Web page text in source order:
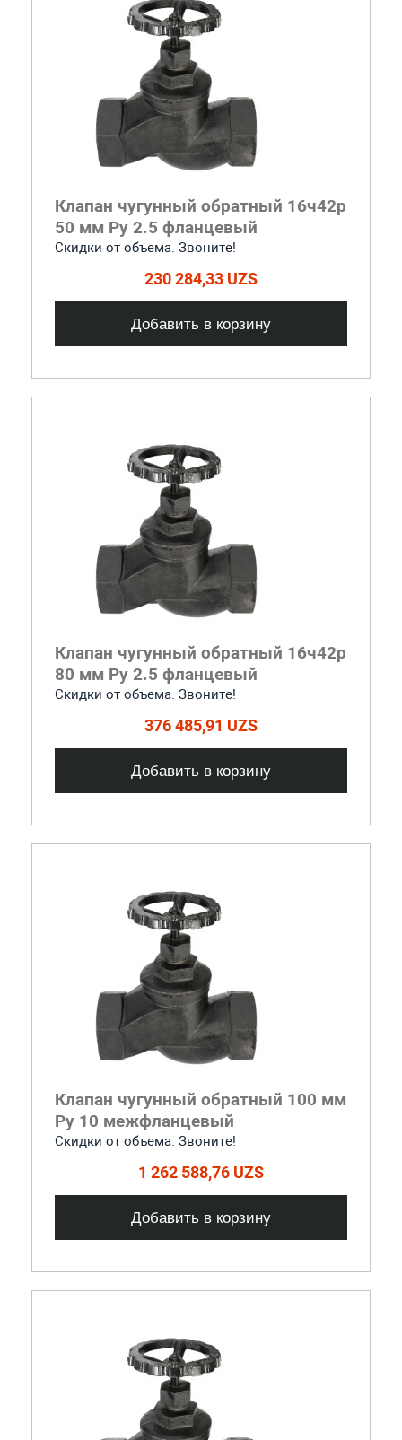
Клапан чугунный обратный 16ч42р
50 мм Ру 2.5 фланцевый
Скидки от объема. Звоните!
230 284,33 UZS
Добавить в корзину
Клапан чугунный обратный 16ч42р
80 мм Ру 2.5 фланцевый
Скидки от объема. Звоните!
376 485,91 UZS
Добавить в корзину
Клапан чугунный обратный 100 мм
Ру 10 межфланцевый
Скидки от объема. Звоните!
1 262 588,76 UZS
Добавить в корзину